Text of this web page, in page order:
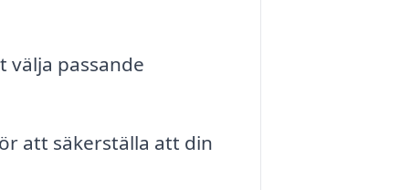
välja passande
att säkerställa att din